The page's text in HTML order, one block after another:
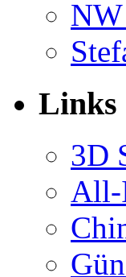
Links
3D
All-